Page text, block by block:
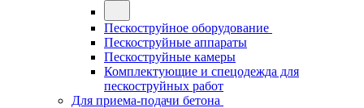
Пескоструйное оборудование
Пескоструйные аппараты
Пескоструйные камеры
Комплектующие и спецодежда для
пескоструйных работ
Для приема-подачи бетона